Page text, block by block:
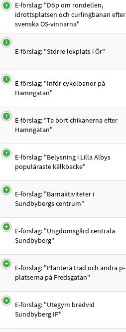
E-förslag: "Döp om rondellen,
idrottsplatsen och curlingbanan efter
svenska OS-vinnarna"
E-förslag: "Större lekplats i Ör"
E-förslag: "Inför cykelbanor på
Hamngatan"
E-förslag: "Ta bort chikanerna efter
Hamngatan"
E-förslag: "Belysning i Lilla Albys
populäraste kälkbacke"
E-förslag: "Barnaktiviteter i
Sundbybergs centrum"
E-förslag: "Ungdomsgård centrala
Sundbyberg"
E-förslag: "Plantera träd och ändra p-
platserna på Fredsgatan"
E-förslag: "Utegym bredvid
Sundbyberg IP"